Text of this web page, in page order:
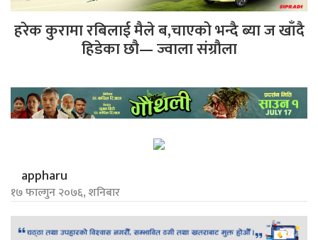
हरेक कुरामा रबिलाई मैले ब,चाएको भन्दै ब्या ज खाँदै
हिडेका छौ— ज्वाला संग्रौला
appharu
१७ फाल्गुन २०७६, शनिबार